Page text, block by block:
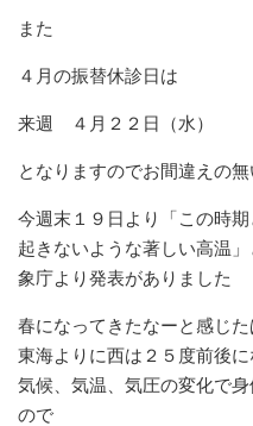
また
４月の振替休診日は
来週 ４月２２日（水）
となりますのでお間違えの
今週末１９日より「この時
起きないような著しい高温
象庁より発表がありました
春になってきたなーと感じ
東海よりに西は２５度前後
気候、気温、気圧の変化で
ので